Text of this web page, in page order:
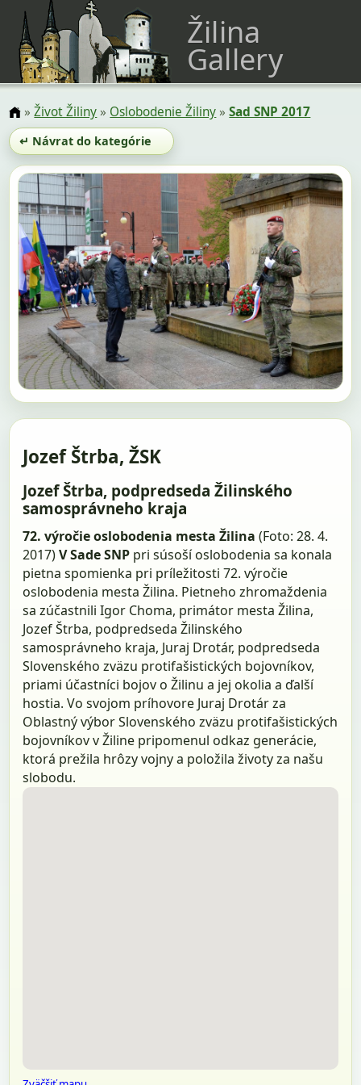
Žilina
Gallery
»Život Žiliny» Oslobodenie Žiliny»Sad SNP 2017
↵ Návrat do kategórie
Jozef Štrba, ŽSK
Jozef Štrba, podpredseda Žilinského
samosprávneho kraja
72. výročie oslobodenia mesta Žilina (Foto: 28. 4.
2017)V Sade SNP pri súsoší oslobodenia sa konala
pietna spomienka pri príležitosti 72. výročie
oslobodenia mesta Žilina. Pietneho zhromaždenia
sa zúčastnili Igor Choma, primátor mesta Žilina,
Jozef Štrba, podpredseda Žilinského
samosprávneho kraja, Juraj Drotár, podpredseda
Slovenského zväzu protifašistických bojovníkov,
priami účastníci bojov o Žilinu a jej okolia a ďalší
hostia. Vo svojom príhovore Juraj Drotár za
Oblastný výbor Slovenského zväzu protifašistických
bojovníkov v Žiline pripomenul odkaz generácie,
ktorá prežila hrôzy vojny a položila životy za našu
slobodu.